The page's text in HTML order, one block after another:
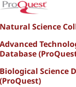
Natural Science
Advanced
Database
Biological Science
(ProQuest)